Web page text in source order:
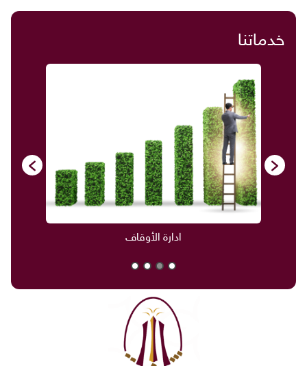
خدماتنا
ادارة الأوقاف